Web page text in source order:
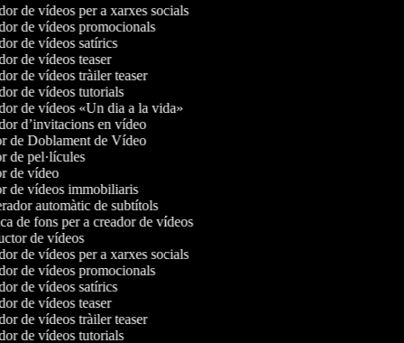
de vídeos per a xarxes socials
de vídeos promocionals
de vídeos satírics
de vídeos teaser
de vídeos tràiler teaser
de vídeos tutorials
de vídeos «Un dia a la vida»
d’invitacions en vídeo
de Doblament de Vídeo
pel·lícules
de vídeo
de vídeos immobiliaris
automàtic de subtítols
de fons per a creador de vídeos
de vídeos
de vídeos per a xarxes socials
de vídeos promocionals
de vídeos satírics
de vídeos teaser
de vídeos tràiler teaser
de vídeos tutorials